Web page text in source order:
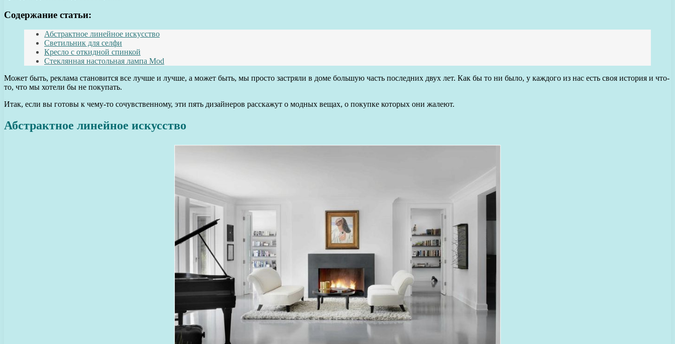
Содержание статьи:
Абстрактное линейное искусство
Светильник для селфи
Кресло с откидной спинкой
Стеклянная настольная лампа Mod
Может быть, реклама становится все лучше и лучше, а может быть, мы просто застряли в доме большую часть последних двух лет. Как бы то ни было, у каждого из нас есть своя история и что-
то, что мы хотели бы не покупать.
Итак, если вы готовы к чему-то сочувственному, эти пять дизайнеров расскажут о модных вещах, о покупке которых они жалеют.
Абстрактное линейное искусство